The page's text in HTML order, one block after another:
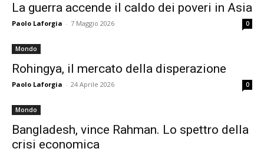
La guerra accende il caldo dei poveri in Asia
Paolo Laforgia - 7 Maggio 2026 0
Mondo
Rohingya, il mercato della disperazione
Paolo Laforgia - 24 Aprile 2026 0
Mondo
Bangladesh, vince Rahman. Lo spettro della
crisi economica